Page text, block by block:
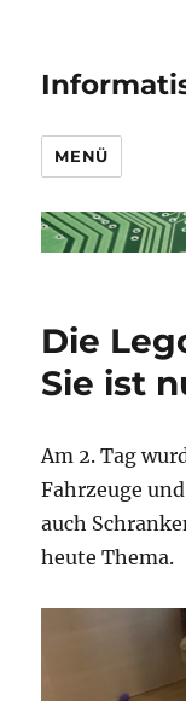
MENÜ
Die
Sie ist
Am 2. Tag
Fahrzeuge
auch
heute Thema.